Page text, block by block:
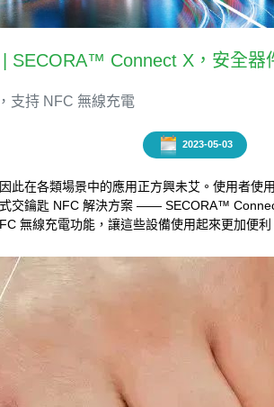
SECORA™ Connect X，安全器
支持 NFC 無線充電
2023-05-03
在各類場景中的應用正方興未艾。使用者
交鑰匙 NFC 解決方案 —— SECORA™
無線充電功能，讓這些設備使用起來更加便利